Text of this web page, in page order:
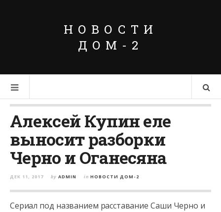
НОВОСТИ
ДОМ-2
Алексей Купин еле
выносит разборки
Черно и Оганесяна
ДЕК 11, 2017 by ADMIN in НОВОСТИ ДОМ-2
Сериал под названием расставание Саши Черно и